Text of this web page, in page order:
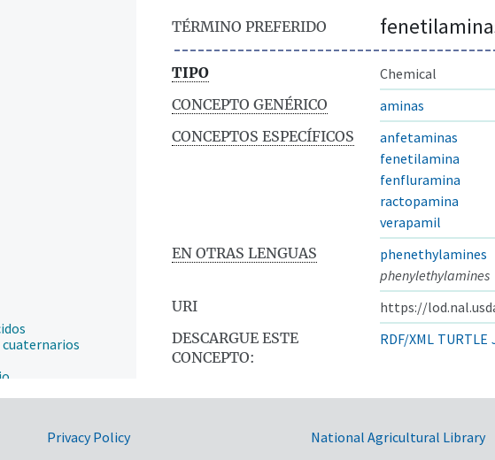
TÉRMINO PREFERIDO
TIPO
Chemical
CONCEPTO GENÉRICO
aminas
CONCEPTOS ESPECÍFICOS
anfetaminas
fenetilamina
fenfluramina
ractopamina
verapamil
EN OTRAS LENGUAS
phenethylamines
phenylethylamines
URI
https://
DESCARGUE ESTE
CONCEPTO:
RDF/XML TURTLE
Privacy Policy National Agricultural Library